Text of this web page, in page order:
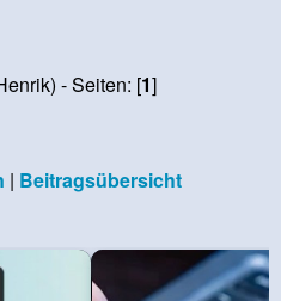
- Seiten: [1]
| Beitragsübersicht